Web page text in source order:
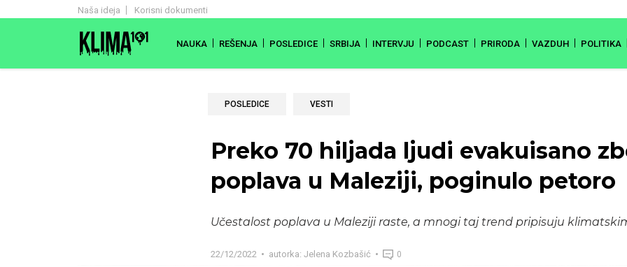
Naša ideja Korisni dokumenti
NAUKA REŠENJA POSLEDICE SRBIJA INTERVJU PODCAST PRIRODA VAZDUH POLITIKA
POSLEDICE VESTI
Preko 70 hiljada ljudi evakuisano
poplava u Maleziji, poginulo petoro
Učestalost poplava u Maleziji raste, a mnogi taj trend pripisuju
22/12/2022 autorka: Jelena Kozbašić 0